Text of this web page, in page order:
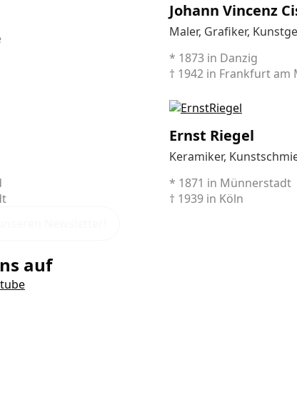
Johann Vincenz
Maler, Grafiker,
* 1873 in Danzig
† 1942 in Frankfurt am
Ernst Riegel
Keramiker,
* 1871 in Münnerstadt
† 1939 in Köln
auf